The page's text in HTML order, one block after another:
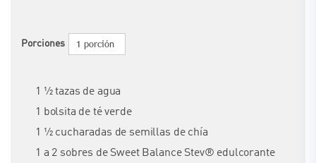
Porciones 1 porción
1 ½ tazas de agua
1 bolsita de té verde
1 ½ cucharadas de semillas de chía
1 a 2 sobres de Sweet Balance Stev® edulcorante